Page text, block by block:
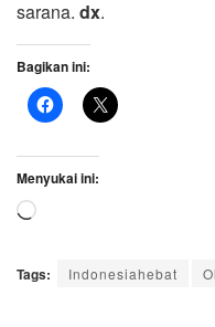
sarana. dx.
Bagikan ini:
Menyukai ini:
Memuat...
Tags: Indonesiahebat